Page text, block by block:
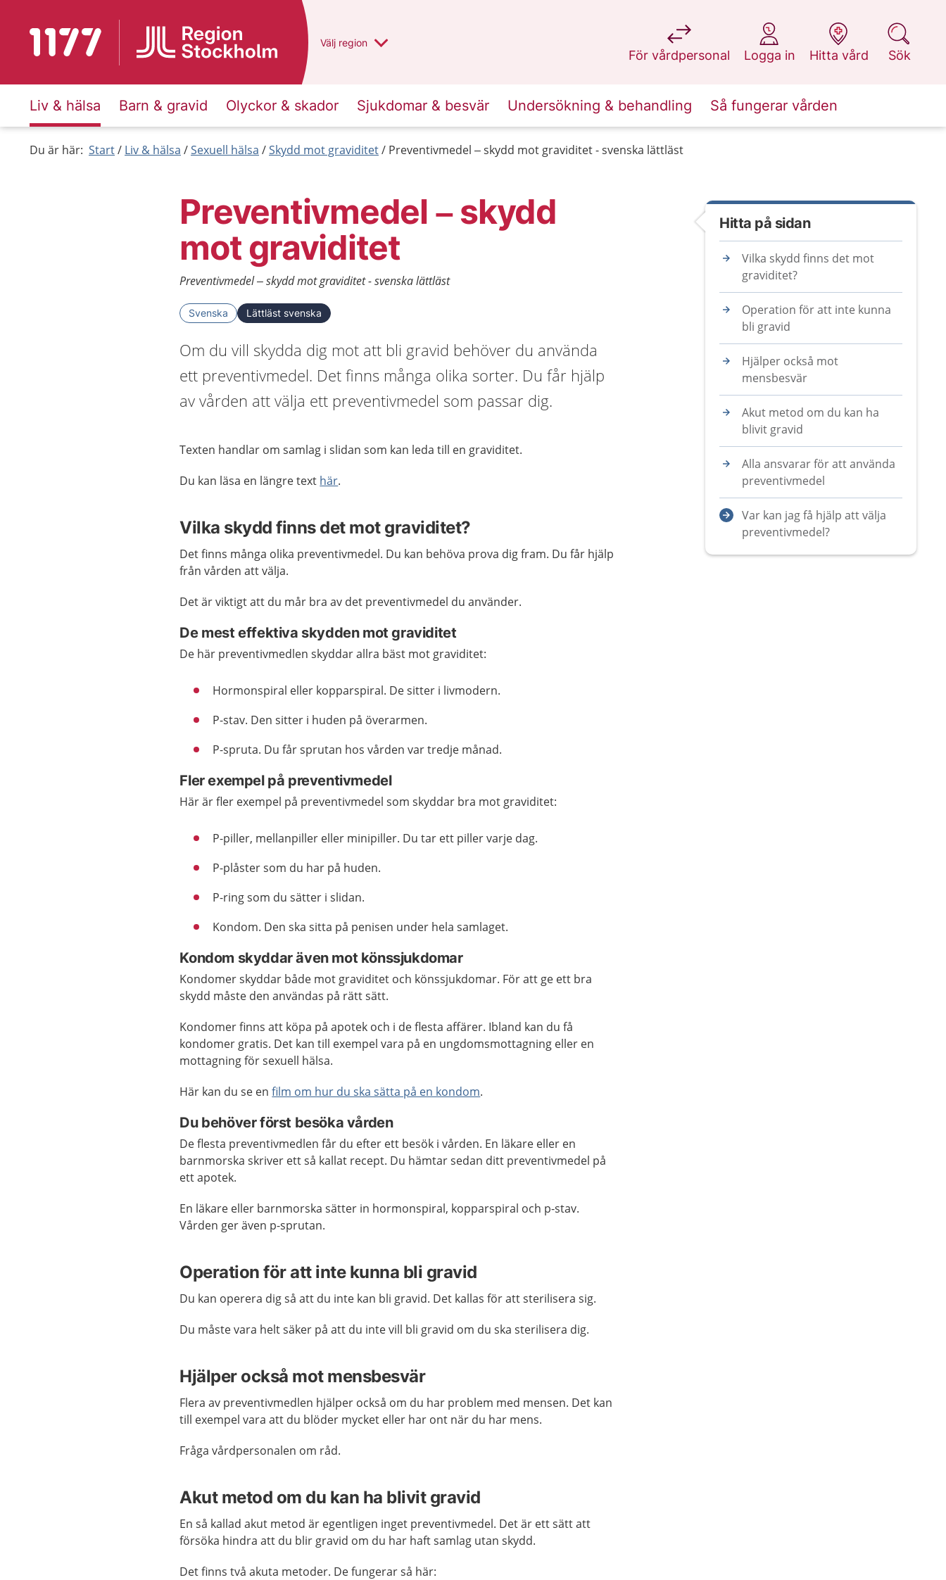
Till startsidan för 1177 Du har valt region
Välj en annan
region
För vårdpersonal
på 1177.se
Logga in
på 1177.se
Hitta vård
på 1177.se
Sök
på 1177.se
Liv & hälsa Barn & gravid Olyckor & skador Sjukdomar & besvär Undersökning & behandling Så fungerar vården
Du är här: Start Liv & hälsa Sexuell hälsa Skydd mot graviditet Preventivmedel – skydd mot graviditet - svenska lättläst
Preventivmedel – skydd
mot graviditet
Preventivmedel – skydd mot graviditet - svenska lättläst
Svenska Lättläst svenska
Om du vill skydda dig mot att bli gravid behöver du använda
ett preventivmedel. Det finns många olika sorter. Du får hjälp
av vården att välja ett preventivmedel som passar dig.
Texten handlar om samlag i slidan som kan leda till en graviditet.
Du kan läsa en längre text här.
Vilka skydd finns det mot graviditet?
Det finns många olika preventivmedel. Du kan behöva prova dig fram. Du får hjälp
från vården att välja.
Det är viktigt att du mår bra av det preventivmedel du använder.
De mest effektiva skydden mot graviditet
De här preventivmedlen skyddar allra bäst mot graviditet:
Hormonspiral eller kopparspiral. De sitter i livmodern.
P-stav. Den sitter i huden på överarmen.
P-spruta. Du får sprutan hos vården var tredje månad.
Fler exempel på preventivmedel
Här är fler exempel på preventivmedel som skyddar bra mot graviditet:
P-piller, mellanpiller eller minipiller. Du tar ett piller varje dag.
P-plåster som du har på huden.
P-ring som du sätter i slidan.
Kondom. Den ska sitta på penisen under hela samlaget.
Kondom skyddar även mot könssjukdomar
Kondomer skyddar både mot graviditet och könssjukdomar. För att ge ett bra
skydd måste den användas på rätt sätt.
Kondomer finns att köpa på apotek och i de flesta affärer. Ibland kan du få
kondomer gratis. Det kan till exempel vara på en ungdomsmottagning eller en
mottagning för sexuell hälsa.
Här kan du se enfilm om hur du ska sätta på en kondom.
Du behöver först besöka vården
De flesta preventivmedlen får du efter ett besök i vården. En läkare eller en
barnmorska skriver ett så kallat recept. Du hämtar sedan ditt preventivmedel på
ett apotek.
En läkare eller barnmorska sätter in hormonspiral, kopparspiral och p-stav.
Vården ger även p-sprutan.
Operation för att inte kunna bli gravid
Du kan operera dig så att du inte kan bli gravid. Det kallas för att sterilisera sig.
Du måste vara helt säker på att du inte vill bli gravid om du ska sterilisera dig.
Hjälper också mot mensbesvär
Flera av preventivmedlen hjälper också om du har problem med mensen. Det kan
till exempel vara att du blöder mycket eller har ont när du har mens.
Fråga vårdpersonalen om råd.
Akut metod om du kan ha blivit gravid
En så kallad akut metod är egentligen inget preventivmedel. Det är ett sätt att
försöka hindra att du blir gravid om du har haft samlag utan skydd.
Det finns två akuta metoder. De fungerar så här:
Hitta på sidan
Vilka skydd finns det mot
graviditet?
Operation för att inte kunna
bli gravid
Hjälper också mot
mensbesvär
Akut metod om du kan ha
blivit gravid
Alla ansvarar för att använda
preventivmedel
Var kan jag få hjälp att välja
preventivmedel?